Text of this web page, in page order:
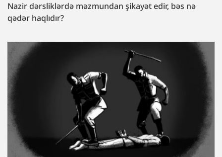
Nazir dərsliklərdə məzmundan şikayət edir, bəs nə
qədər haqlıdır?